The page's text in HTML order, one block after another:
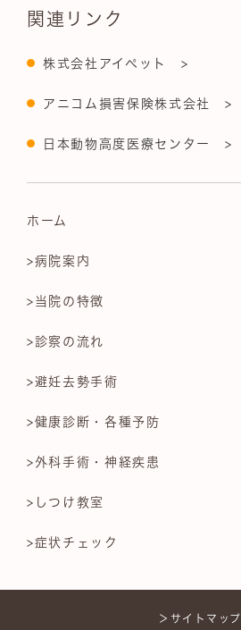
関連リンク
株式会社アイペット >
アニコム損害保険株式会社 >
日本動物高度医療センター >
ホーム
>病院案内
>当院の特徴
>診察の流れ
>避妊去勢手術
>健康診断・各種予防
>外科手術・神経疾患
>しつけ教室
>症状チェック
＞サイトマップ